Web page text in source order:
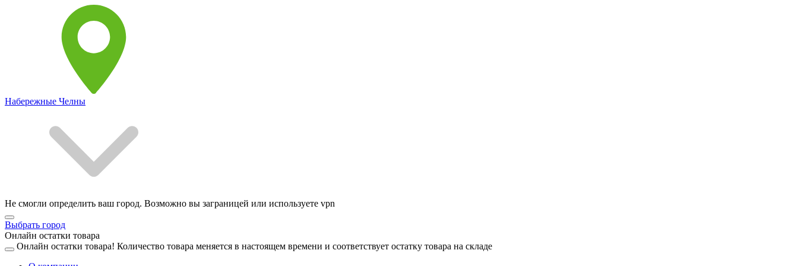
Набережные Челны
Не смогли определить ваш город. Возможно вы заграницей или используете vpn
Выбрать город
Онлайн остатки товара
Онлайн остатки товара! Количество товара меняется в настоящем времени и соответствует остатку товара на складе